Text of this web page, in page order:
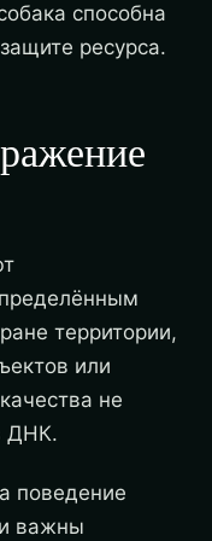
способна
ресурса.
территории,
или
не
ДНК.
поведение
важны